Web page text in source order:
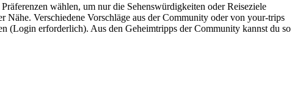
wählen, um nur die Sehenswürdigkeiten oder Reiseziele
Nähe. Verschiedene Vorschläge aus der Community oder von your-trips
(Login erforderlich). Aus den Geheimtripps der Community kannst du so